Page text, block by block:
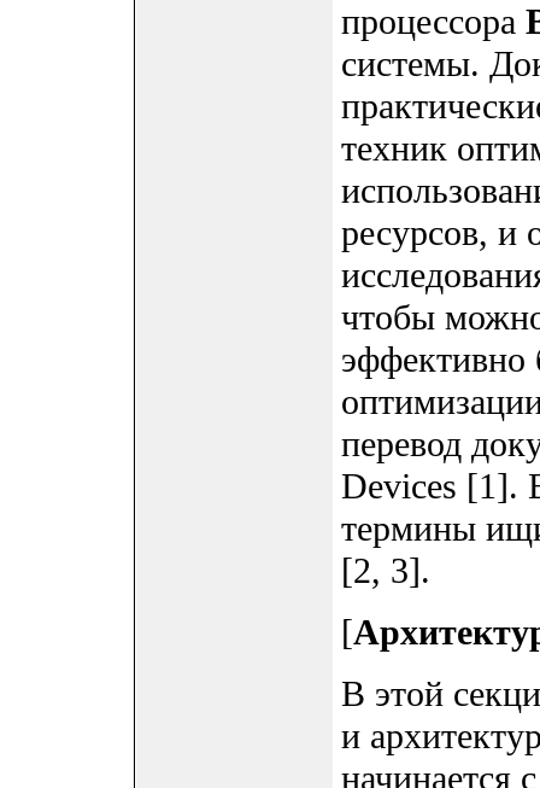
процессора
системы.
техник
ресурсов, и
чтобы
эффективно
перевод
Devices [1].
термины
[2, 3].
[
В этой
и
начинается